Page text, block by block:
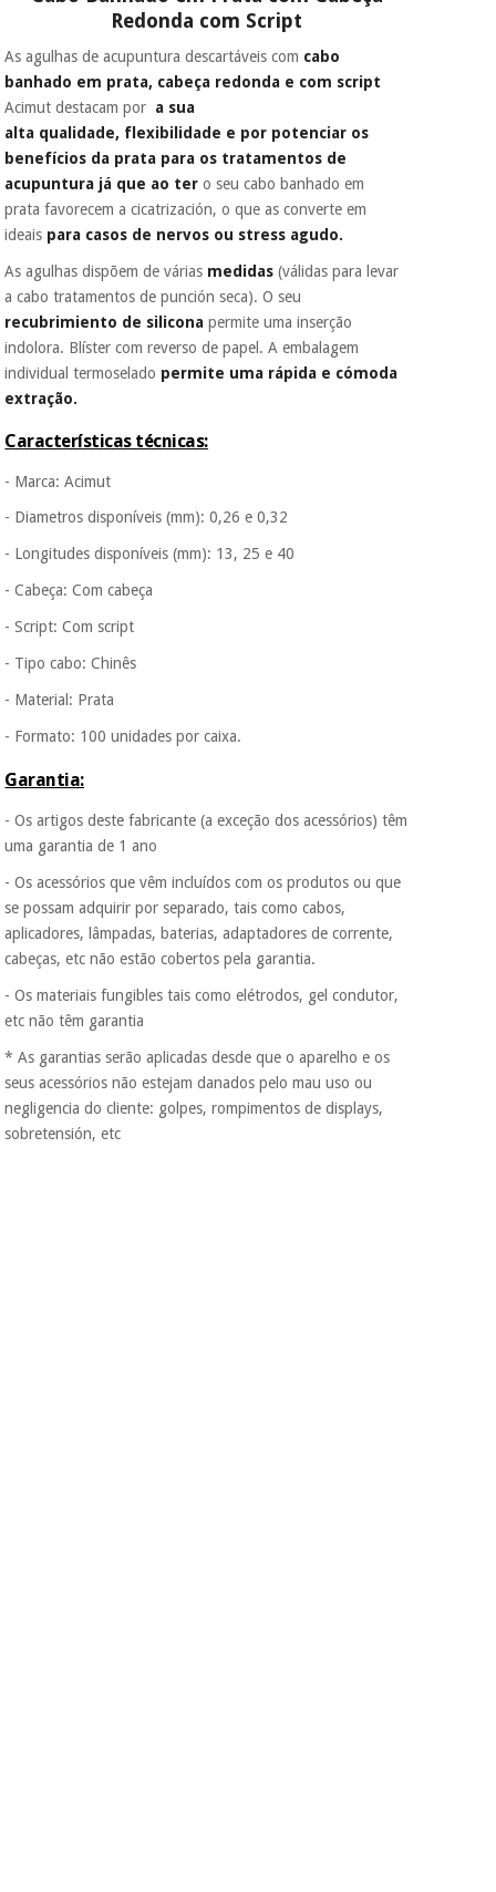
Redonda com Script
As agulhas de acupuntura descartáveis com cabo
banhado em prata, cabeça redonda e com script
Acimut destacam por a sua
alta qualidade, flexibilidade e por potenciar os
benefícios da prata para os tratamentos de
acupuntura já que ao ter o seu cabo banhado em
prata favorecem a cicatrización, o que as converte em
ideais para casos de nervos ou stress agudo.
As agulhas dispõem de várias medidas (válidas para levar
a cabo tratamentos de punción seca). O seu
recubrimiento de silicona permite uma inserção
indolora. Blíster com reverso de papel. A embalagem
individual termoselado permite uma rápida e cómoda
extração.
Características técnicas:
- Marca: Acimut
- Diametros disponíveis (mm): 0,26 e 0,32
- Longitudes disponíveis (mm): 13, 25 e 40
- Cabeça: Com cabeça
- Script: Com script
- Tipo cabo: Chinês
- Material: Prata
- Formato: 100 unidades por caixa.
Garantia:
- Os artigos deste fabricante (a exceção dos acessórios) têm
uma garantia de 1 ano
- Os acessórios que vêm incluídos com os produtos ou que
se possam adquirir por separado, tais como cabos,
aplicadores, lâmpadas, baterias, adaptadores de corrente,
cabeças, etc não estão cobertos pela garantia.
- Os materiais fungibles tais como elétrodos, gel condutor,
etc não têm garantia
* As garantias serão aplicadas desde que o aparelho e os
seus acessórios não estejam danados pelo mau uso ou
negligencia do cliente: golpes, rompimentos de displays,
sobretensión, etc